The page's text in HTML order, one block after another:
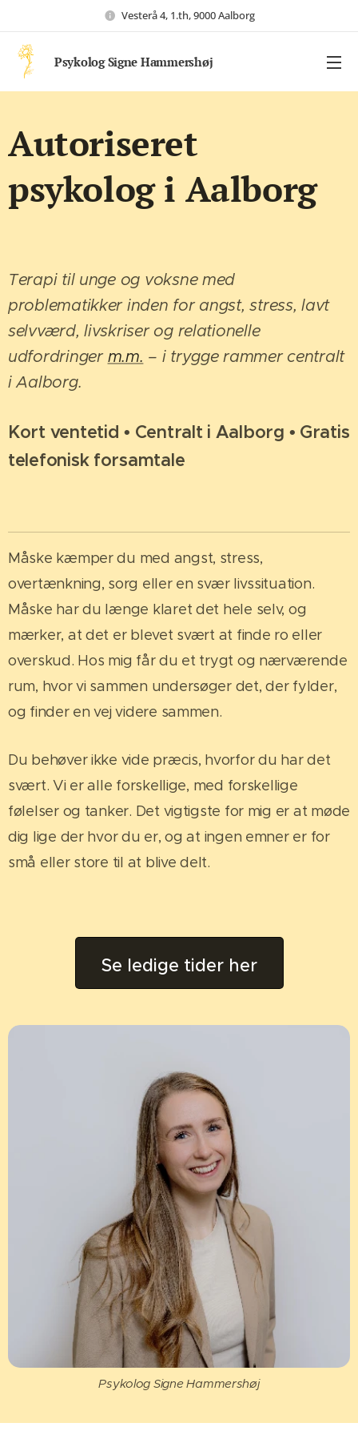
Vesterå 4, 1.th, 9000 Aalborg
Psykolog Signe Hammershøj
Autoriseret
psykolog i Aalborg
Terapi til unge og voksne med
problematikker inden for angst, stress, lavt
selvværd, livskriser og relationelle
udfordringer m.m. – i trygge rammer centralt
i Aalborg.
Kort ventetid • Centralt i Aalborg • Gratis
telefonisk forsamtale
Måske kæmper du med angst, stress,
overtænkning, sorg eller en svær livssituation.
Måske har du længe klaret det hele selv, og
mærker, at det er blevet svært at finde ro eller
overskud. Hos mig får du et trygt og nærværende
rum, hvor vi sammen undersøger det, der fylder,
og finder en vej videre sammen.
Du behøver ikke vide præcis, hvorfor du har det
svært. Vi er alle forskellige, med forskellige
følelser og tanker. Det vigtigste for mig er at møde
dig lige der hvor du er, og at ingen emner er for
små eller store til at blive delt.
Se ledige tider her
Psykolog Signe Hammershøj